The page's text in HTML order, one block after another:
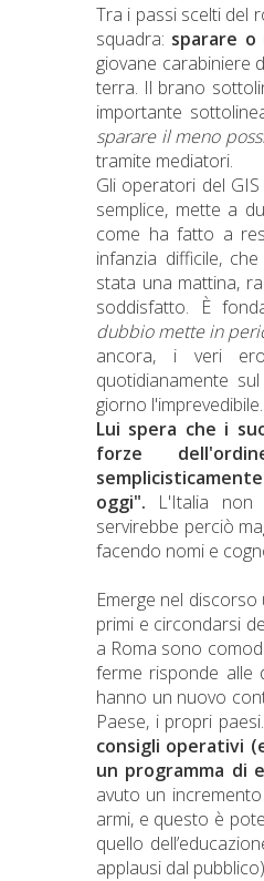
Tra i passi scelti del
squadra: sparare o
giovane carabiniere
terra. Il brano
importante
sparare il meno
tramite mediatori.
Gli operatori del
semplice, mette a
come ha fatto a
infanzia difficile,
stata una mattina,
soddisfatto. È
dubbio mette in
ancora, i veri
quotidianamente
giorno l'imprevedibile.
Lui spera che i
forze
oggi". L'Italia non
servirebbe perciò
facendo nomi e
Emerge nel
primi e circondarsi
a Roma sono
ferme risponde alle
hanno un nuovo
Paese, i propri
consigli operativi
un programma di
avuto un
armi, e questo è
quello
applausi dal